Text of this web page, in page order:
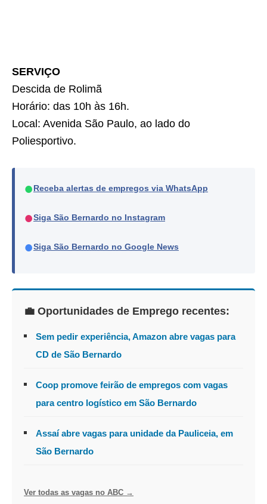
SERVIÇO
Descida de Rolimã
Horário: das 10h às 16h.
Local: Avenida São Paulo, ao lado do
Poliesportivo.
● Receba alertas de empregos via WhatsApp
●Siga São Bernardo no Instagram
●Siga São Bernardo no Google News
💼 Oportunidades de Emprego recentes:
Sem pedir experiência, Amazon abre vagas para
CD de São Bernardo
Coop promove feirão de empregos com vagas
para centro logístico em São Bernardo
Assaí abre vagas para unidade da Pauliceia, em
São Bernardo
Ver todas as vagas no ABC →